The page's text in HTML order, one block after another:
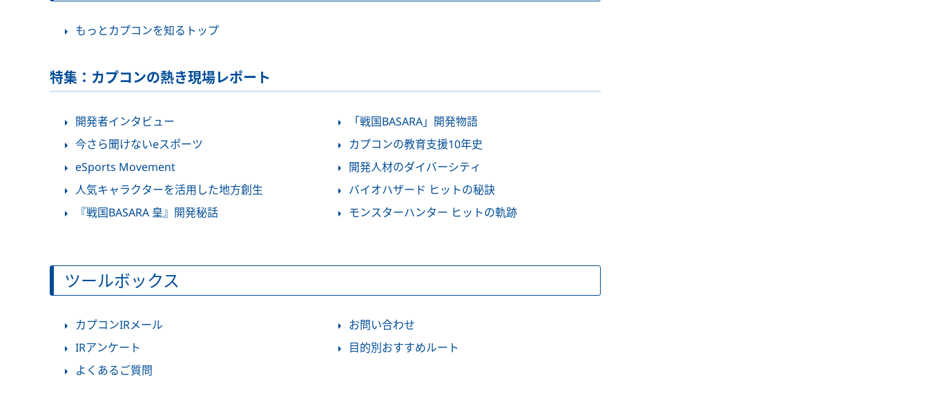
もっとカプコンを知るトップ
特集：カプコンの熱き現場レポート
開発者インタビュー
今さら聞けないeスポーツ
eSports Movement
人気キャラクターを活用した地方創生
『戦国BASARA 皇』開発秘話
「戦国BASARA」開発物語
カプコンの教育支援10年史
開発人材のダイバーシティ
バイオハザード ヒットの秘訣
モンスターハンター ヒットの軌跡
ツールボックス
カプコンIRメール
IRアンケート
よくあるご質問
お問い合わせ
目的別おすすめルート